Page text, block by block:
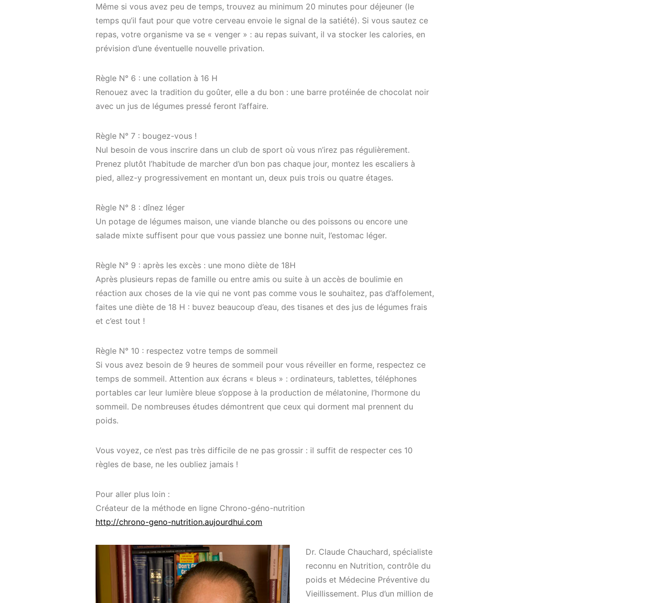
Même si vous avez peu de temps, trouvez au minimum 20 minutes pour déjeuner (le
temps qu’il faut pour que votre cerveau envoie le signal de la satiété). Si vous sautez ce
repas, votre organisme va se « venger » : au repas suivant, il va stocker les calories, en
prévision d’une éventuelle nouvelle privation.
Règle N° 6 : une collation à 16 H
Renouez avec la tradition du goûter, elle a du bon : une barre protéinée de chocolat noir
avec un jus de légumes pressé feront l’affaire.
Règle N° 7 : bougez-vous !
Nul besoin de vous inscrire dans un club de sport où vous n’irez pas régulièrement.
Prenez plutôt l’habitude de marcher d’un bon pas chaque jour, montez les escaliers à
pied, allez-y progressivement en montant un, deux puis trois ou quatre étages.
Règle N° 8 : dînez léger
Un potage de légumes maison, une viande blanche ou des poissons ou encore une
salade mixte suffisent pour que vous passiez une bonne nuit, l’estomac léger.
Règle N° 9 : après les excès : une mono diète de 18H
Après plusieurs repas de famille ou entre amis ou suite à un accès de boulimie en
réaction aux choses de la vie qui ne vont pas comme vous le souhaitez, pas d’affolement,
faites une diète de 18 H : buvez beaucoup d’eau, des tisanes et des jus de légumes frais
et c’est tout !
Règle N° 10 : respectez votre temps de sommeil
Si vous avez besoin de 9 heures de sommeil pour vous réveiller en forme, respectez ce
temps de sommeil. Attention aux écrans « bleus » : ordinateurs, tablettes, téléphones
portables car leur lumière bleue s’oppose à la production de mélatonine, l’hormone du
sommeil. De nombreuses études démontrent que ceux qui dorment mal prennent du
poids.
Vous voyez, ce n’est pas très difficile de ne pas grossir : il suffit de respecter ces 10
règles de base, ne les oubliez jamais !
Pour aller plus loin :
Créateur de la méthode en ligne Chrono-géno-nutrition
http://chrono-geno-nutrition.aujourdhui.com
Dr. Claude Chauchard, spécialiste
reconnu en Nutrition, contrôle du
poids et Médecine Préventive du
Vieillissement. Plus d’un million de